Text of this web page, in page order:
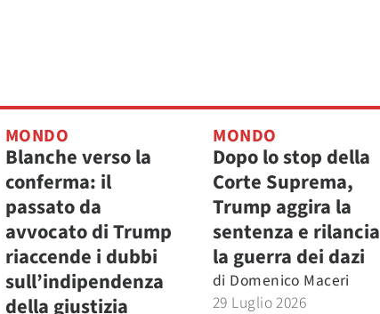
MONDO
Blanche verso la
conferma: il
passato da
avvocato di Trump
riaccende i dubbi
sull’indipendenza
della giustizia
MONDO
Dopo lo stop della
Corte Suprema,
Trump aggira la
sentenza e rilancia
la guerra dei dazi
di Domenico Maceri
29 Luglio 2026